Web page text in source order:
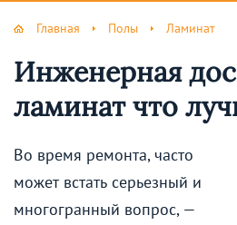
Главная Полы Ламинат
Инженерная
ламинат что
Во время ремонта, часто
может встать серьезный и
многогранный вопрос, —